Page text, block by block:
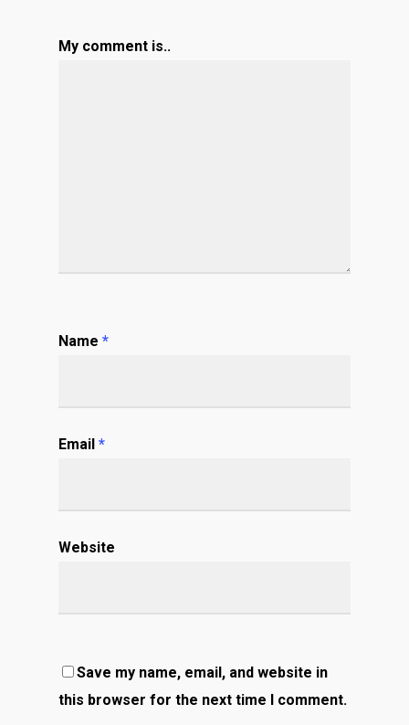
My comment is..
Name *
Email *
Website
Save my name, email, and website in
this browser for the next time I comment.